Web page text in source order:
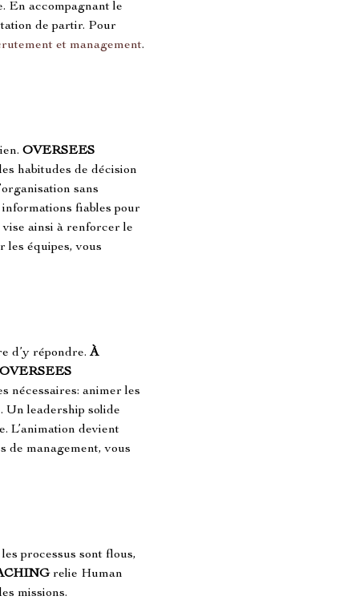
En accompagnant le
de partir. Pour
et management.
OVERSEES
habitudes de décision
sans
fiables pour
ainsi à renforcer le
les équipes, vous
d’y répondre. À
OVERSEES
nécessaires: animer les
Un leadership solide
L’animation devient
de management, vous
processus sont flous,
relie Human
missions.